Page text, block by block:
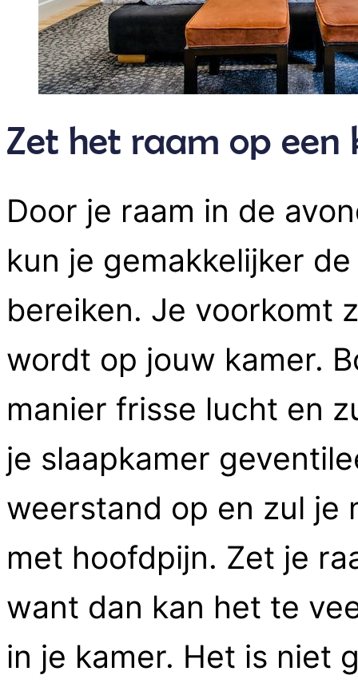
Zet het raam op een
Door je raam in de
kun je gemakkelijker
bereiken. Je voorkomt
wordt op jouw kamer.
manier frisse lucht en
je slaapkamer
weerstand op en zul je
met hoofdpijn. Zet je
want dan kan het te
in je kamer. Het is niet